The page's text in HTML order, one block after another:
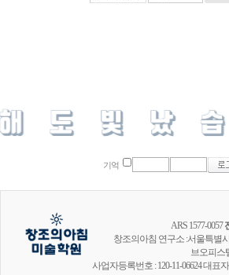
기억
ARS 1577-0057
창조의아침 연구소 :서울특별
브오피스
사업자등록번호 : 120-11-06624 대표